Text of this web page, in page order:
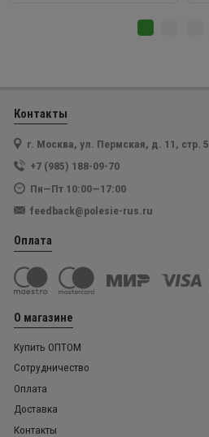
Контакты
г. Москва, ул. Пермская, д. 11, стр. 5
+7 (985) 188-09-70
Пн—Пт 10:00—17:00
feedback@polesie-rus.ru
Оплата
О магазине
Купить ОПТОМ
Сотрудничество
Оплата
Доставка
Контакты